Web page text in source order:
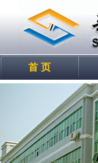
首 页